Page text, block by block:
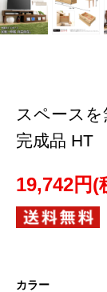
スペース
完成品 HT
19,742円(
カラー